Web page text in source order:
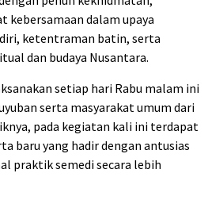
kebersamaan dalam upaya
ketentraman batin, serta
dan budaya Nusantara.
setiap hari Rabu malam ini
serta masyarakat umum dari
pada kegiatan kali ini terdapat
baru yang hadir dengan antusias
praktik semedi secara lebih